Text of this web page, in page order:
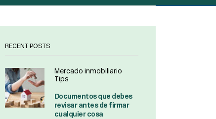
RECENT POSTS
Mercado inmobiliario
Tips
Documentos que debes
revisar antes de firmar
cualquier cosa